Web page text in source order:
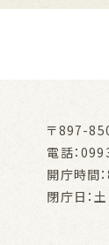
〒897-
電話：
開庁時間
閉庁日：